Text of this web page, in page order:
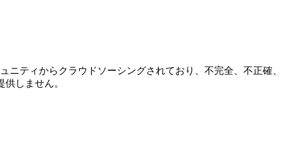
ニティからクラウドソーシングされており、不完全、不正確、
しません。